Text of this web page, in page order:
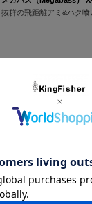
抜群の飛距離アミ&ハク喰
メガバス（Megabass）
ハチマルの鱸がターゲット
メガバス（Megabass）